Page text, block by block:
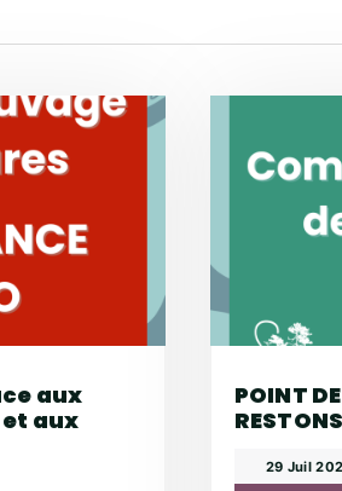
aux
aux
POINT
29 Juil